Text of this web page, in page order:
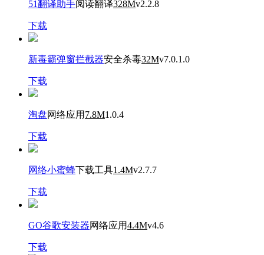
51翻译助手阅读翻译328Mv2.2.8
下载
新毒霸弹窗拦截器安全杀毒32Mv7.0.1.0
下载
淘盘网络应用 7.8M1.0.4
下载
网络小蜜蜂下载工具1.4Mv2.7.7
下载
GO谷歌安装器网络应用4.4Mv4.6
下载